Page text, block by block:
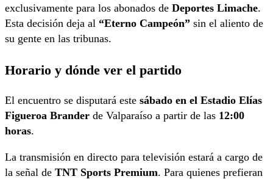
exclusivamente para los abonados de Deportes Limache.
Esta decisión deja al “Eterno Campeón” sin el aliento de
su gente en las tribunas.
Horario y dónde ver el partido
El encuentro se disputará este sábado en el Estadio Elías
Figueroa Brander de Valparaíso a partir de las 12:00
horas.
La transmisión en directo para televisión estará a cargo de
la señal de TNT Sports Premium. Para quienes prefieran